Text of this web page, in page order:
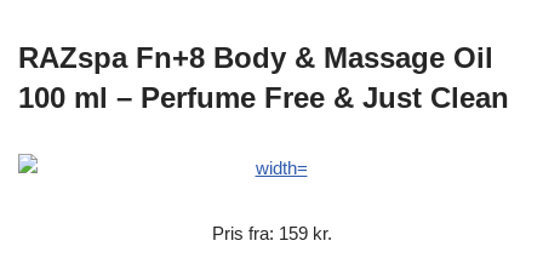
RAZspa Fn+8 Body & Massage Oil
100 ml – Perfume Free & Just Clean
Pris fra: 159 kr.